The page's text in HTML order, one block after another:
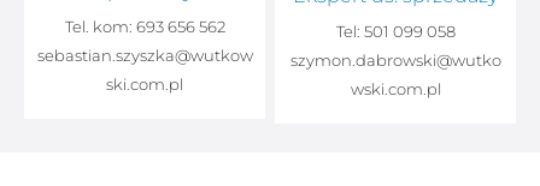
Tel:501 099 058
szymon.dabrowski@wutko
wski.com.pl